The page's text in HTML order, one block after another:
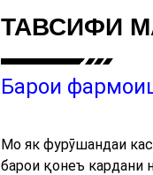
ТАВСИФИ
Барои
Мо як фурӯшандаи
барои қонеъ